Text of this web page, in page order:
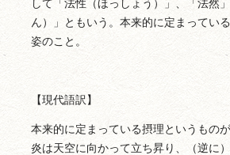
して「法性（ほっしょう）」、「法然
ん）」ともいう。本来的に定まってい
姿のこと。
【現代語訳】
本来的に定まっている摂理というもの
炎は天空に向かって立ち昇り、（逆に